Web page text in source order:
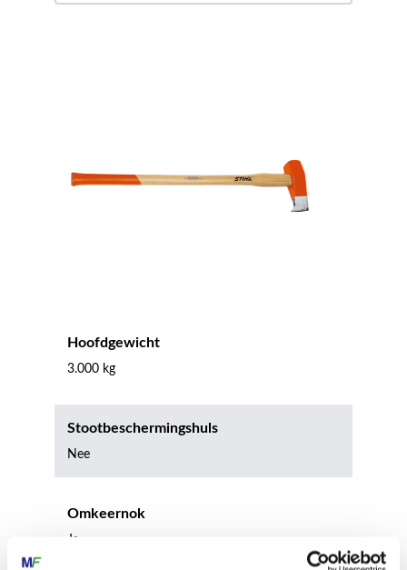
Hoofdgewicht
3.000 kg
Stootbeschermingshuls
Nee
Omkeernok
Ja